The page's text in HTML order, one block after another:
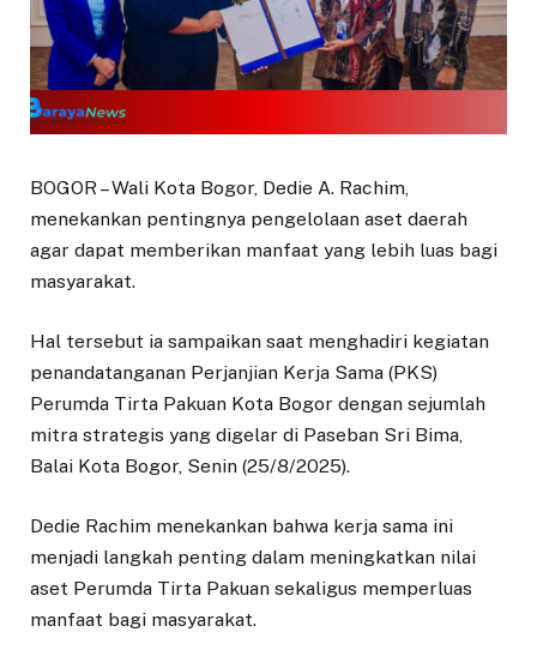
BOGOR – Wali Kota Bogor, Dedie A. Rachim,
menekankan pentingnya pengelolaan aset daerah
agar dapat memberikan manfaat yang lebih luas bagi
masyarakat.
Hal tersebut ia sampaikan saat menghadiri kegiatan
penandatanganan Perjanjian Kerja Sama (PKS)
Perumda Tirta Pakuan Kota Bogor dengan sejumlah
mitra strategis yang digelar di Paseban Sri Bima,
Balai Kota Bogor, Senin (25/8/2025).
Dedie Rachim menekankan bahwa kerja sama ini
menjadi langkah penting dalam meningkatkan nilai
aset Perumda Tirta Pakuan sekaligus memperluas
manfaat bagi masyarakat.